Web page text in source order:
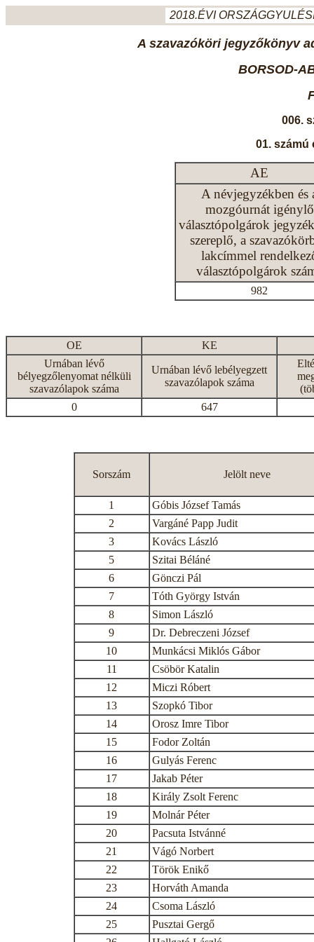
2018.ÉVI
A szavazóköri jegyzőkönyv
BORSOD-
006.
01. számú
AE
A névjegyzékben és
mozgóurnát igénylő
választópolgárok
szereplő, a
lakcímmel
választópolgárok
982
OE
KE
Urnában lévő
bélyegzőlenyomat nélküli
szavazólapok száma
Urnában lévő lebélyegzett
szavazólapok száma
0
647
Sorszám Jelölt neve
1
Góbis József Tamás
2
Vargáné Papp Judit
3
Kovács László
5
Szitai Béláné
6
Gönczi Pál
7
Tóth György István
8
Simon László
9
Dr. Debreczeni József
10
Munkácsi Miklós Gábor
11
Csöbör Katalin
12
Miczi Róbert
13
Szopkó Tibor
14
Orosz Imre Tibor
15
Fodor Zoltán
16
Gulyás Ferenc
17
Jakab Péter
18
Király Zsolt Ferenc
19
Molnár Péter
20
Pacsuta Istvánné
21
Vágó Norbert
22
Török Enikő
23
Horváth Amanda
24
Csoma László
25
Pusztai Gergő